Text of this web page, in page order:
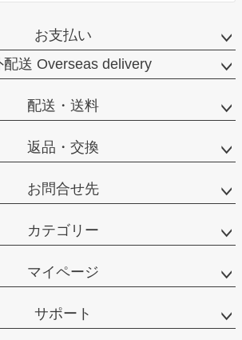
お支払い
配送 Overseas delivery
配送・送料
返品・交換
お問合せ先
カテゴリー
マイページ
サポート